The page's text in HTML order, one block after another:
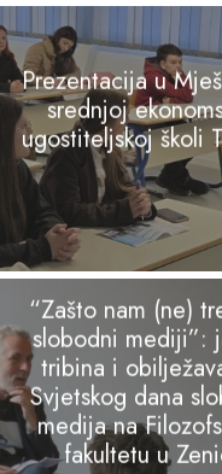
Prezentacija u
srednjoj
ugostiteljskoj školi
“Zašto nam (ne)
slobodni mediji”:
tribina i
Svjetskog dana
medija na
fakultetu u